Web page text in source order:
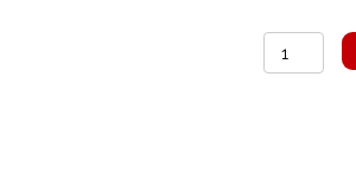
Yeowww!
stinkie